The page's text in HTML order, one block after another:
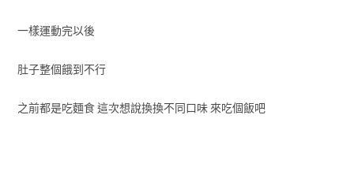
一樣運動完以後
肚子整個餓到不行
之前都是吃麵食 這次想說換換不同口味 來吃個飯吧